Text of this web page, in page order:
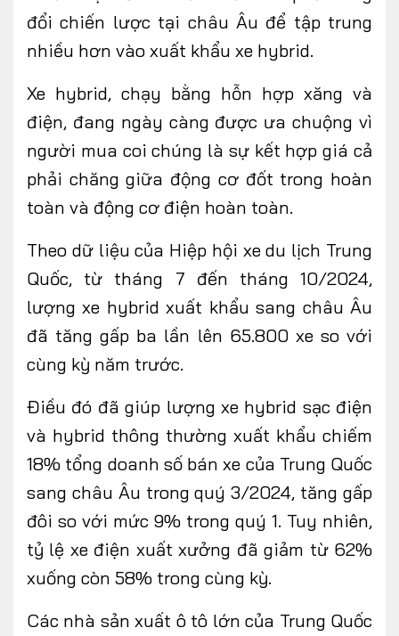
đổi chiến lược tại châu Âu để tập trung
nhiều hơn vào xuất khẩu xe hybrid.
Xe hybrid, chạy bằng hỗn hợp xăng và
điện, đang ngày càng được ưa chuộng vì
người mua coi chúng là sự kết hợp giá cả
phải chăng giữa động cơ đốt trong hoàn
toàn và động cơ điện hoàn toàn.
Theo dữ liệu của Hiệp hội xe du lịch Trung
Quốc, từ tháng 7 đến tháng 10/2024,
lượng xe hybrid xuất khẩu sang châu Âu
đã tăng gấp ba lần lên 65.800 xe so với
cùng kỳ năm trước.
Điều đó đã giúp lượng xe hybrid sạc điện
và hybrid thông thường xuất khẩu chiếm
18% tổng doanh số bán xe của Trung Quốc
sang châu Âu trong quý 3/2024, tăng gấp
đôi so với mức 9% trong quý 1. Tuy nhiên,
tỷ lệ xe điện xuất xưởng đã giảm từ 62%
xuống còn 58% trong cùng kỳ.
Các nhà sản xuất ô tô lớn của Trung Quốc